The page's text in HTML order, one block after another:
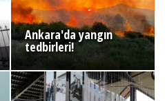
Ankara'da yangın
tedbirleri!